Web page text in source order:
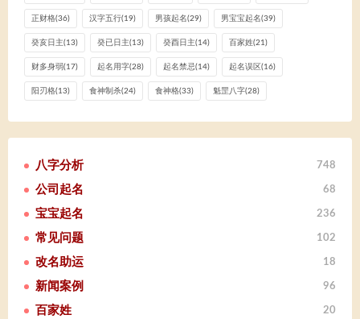
正财格(36) 汉字五行(19) 男孩起名(29) 男宝宝起名(39)
癸亥日主(13) 癸已日主(13) 癸酉日主(14) 百家姓(21)
财多身弱(17) 起名用字(28) 起名禁忌(14) 起名误区(16)
阳刃格(13) 食神制杀(24) 食神格(33) 魁罡八字(28)
八字分析 748
公司起名 68
宝宝起名 236
常见问题 102
改名助运 18
新闻案例 96
百家姓 20